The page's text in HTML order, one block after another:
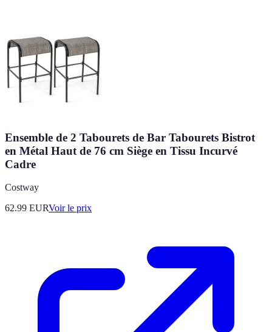
Ensemble de 2 Tabourets de Bar Tabourets Bistrot
en Métal Haut de 76 cm Siège en Tissu Incurvé
Cadre
Costway
62.99 EURVoir le prix